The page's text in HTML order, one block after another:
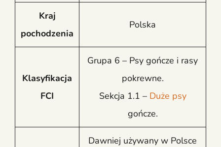
Kraj
pochodzenia
Polska
Klasyfikacja
FCI
Grupa 6 – Psy gończe i rasy
pokrewne.
Sekcja 1.1 – Duże psy
gończe.
Dawniej używany w Polsce